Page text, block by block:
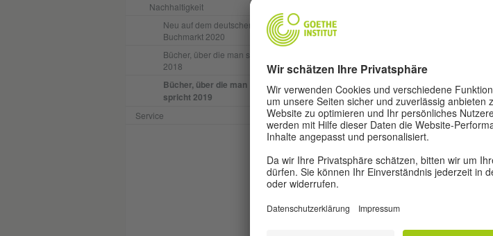
Nachhaltigkeit
Neu auf dem deutschen
Buchmarkt 2020
Bücher, über die man spricht
2018
Bücher, über die man
spricht 2019
Service
zusammengebunden als Buchausgabe vor.
vorliegenden Band entstanden.
Volker Hage (geb. 1949) muss für die
bekannter Name sein. Aber aus
einer jüngeren Generation betrachtet, sind
wahre Neuentdeckung und ein literarischer
und deren Lebenswelten kann man
seine originelle Art, über den einzelnen und
sein Leben zu schreiben, ist hervorzuheben.
Lebens- und Denkwelten der Autoren. In